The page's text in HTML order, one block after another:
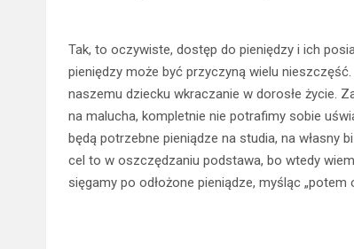
Tak, to oczywiste, dostęp do pieniędzy i ich
pieniędzy może być przyczyną wielu
naszemu dziecku wkraczanie w dorosłe życie.
na malucha, kompletnie nie potrafimy sobie
będą potrzebne pieniądze na studia, na własny
cel to w oszczędzaniu podstawa, bo wtedy
sięgamy po odłożone pieniądze, myśląc „potem